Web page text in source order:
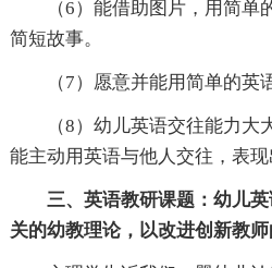
（6）能借助图片，用简
简短故事。
（7）愿意并能用简单的英
（8）幼儿英语交往能力大
能主动用英语与他人交往，表现
三、英语教研课题：幼儿
关的幼教理论，以改进创新教师